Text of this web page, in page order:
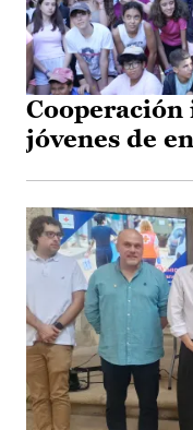
jóvenes de